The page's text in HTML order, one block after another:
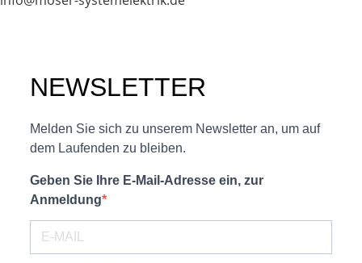
NEWSLETTER
Melden Sie sich zu unserem Newsletter an, um auf
dem Laufenden zu bleiben.
Geben Sie Ihre E-Mail-Adresse ein, zur
Anmeldung